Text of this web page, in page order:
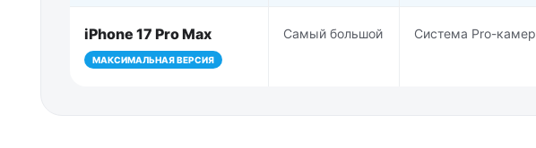
iPhone 17 Pro Max
МАКСИМАЛЬНАЯ ВЕРСИЯ
Самый большой Система Pro-камер